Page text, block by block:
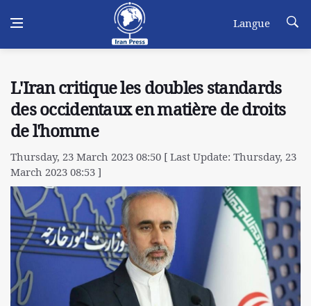
Langue
L'Iran critique les doubles standards
des occidentaux en matière de droits
de l'homme
Thursday, 23 March 2023 08:50 [ Last Update: Thursday, 23
March 2023 08:53 ]